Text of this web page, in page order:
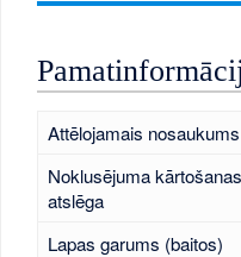
Attēlojamais nosaukums
Noklusējuma kārtošanas
atslēga
Lapas garums (baitos)